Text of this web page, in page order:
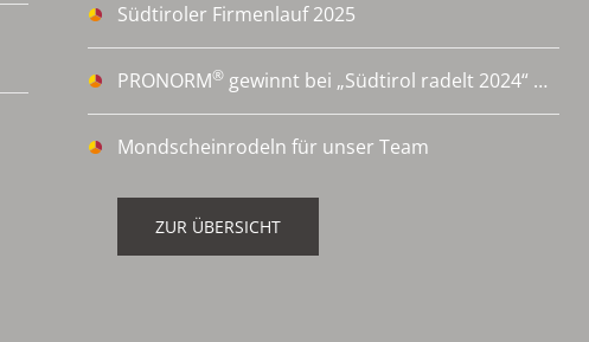
Südtiroler Firmenlauf 2025
PRONORM® gewinnt bei „Südtirol radelt 2024“ 🚴‍♀️
Mondscheinrodeln für unser Team
ZUR ÜBERSICHT